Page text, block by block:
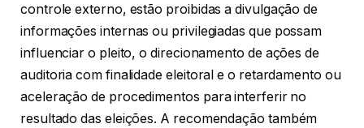
controle externo, estão proibidas a divulgação de
informações internas ou privilegiadas que possam
influenciar o pleito, o direcionamento de ações de
auditoria com finalidade eleitoral e o retardamento ou
aceleração de procedimentos para interferir no
resultado das eleições. A recomendação também